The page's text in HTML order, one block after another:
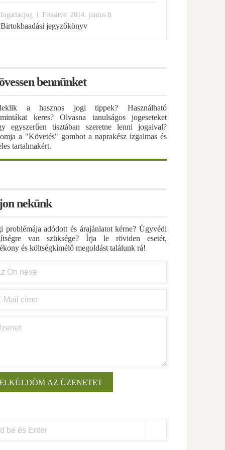
Ingatlanjog Frissitve: 2014. június 8.
Birtokbaadási jegyzőkönyv
bennünket
a hasznos jogi tippek? Használható
keres? Olvasna tanulságos jogeseteket
egyszerűen tisztában szeretne lenni jogaival?
a "Követés" gombot a naprakész izgalmas és
tartalmakért.
nekünk
problémája adódott és árajánlatot kérne? Ügyvédi
van szüksége? Írja le röviden esetét,
és költségkímélő megoldást találunk rá!